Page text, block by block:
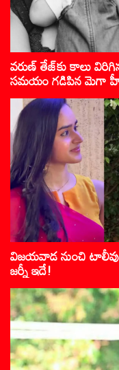
వరుణ్ తేజ్‌కు కాలు
సమయం గడిపిన మెగా
విజయవాడ నుంచి
జర్నీ ఇదే!